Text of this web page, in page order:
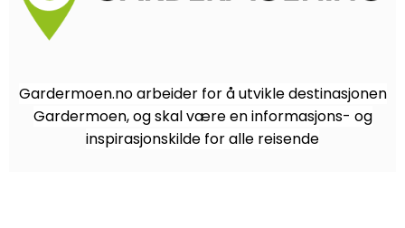
Gardermoen.no arbeider for å utvikle destinasjonen
Gardermoen, og skal være en informasjons- og
inspirasjonskilde for alle reisende